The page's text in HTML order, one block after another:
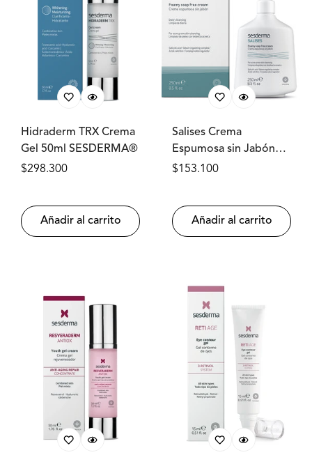
Hidraderm TRX Crema
Gel 50ml SESDERMA®
Precio
$298.300
Añadir al carrito
Salises Crema
Espumosa sin Jabón
250ml SESDERMA®
Precio
$153.100
Añadir al carrito